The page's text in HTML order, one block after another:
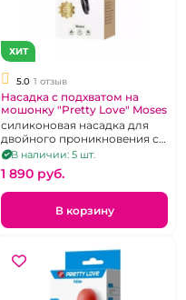
ХИТ
5.0 1 отзыв
Насадка с подхватом на
мошонку "Pretty Love" Moses
силиконовая насадка для
двойного проникновения с
подхватом для мошонки,
гибкая, черная
В наличии: 5 шт.
1 890 pуб.
В корзину